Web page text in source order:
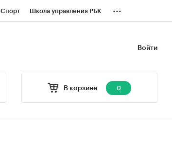
Спорт Школа управления РБК ...
Войти
В корзине 0